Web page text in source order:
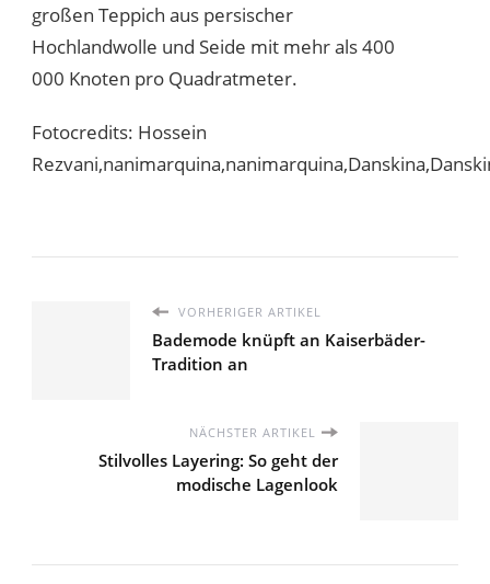
großen Teppich aus persischer
Hochlandwolle und Seide mit mehr als 400
000 Knoten pro Quadratmeter.
Fotocredits: Hossein
VORHERIGER ARTIKEL
Bademode knüpft an Kaiserbäder-
Tradition an
NÄCHSTER ARTIKEL
Stilvolles Layering: So geht der
modische Lagenlook